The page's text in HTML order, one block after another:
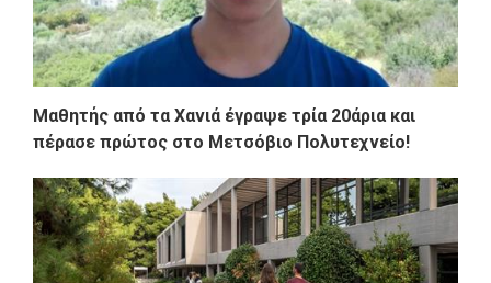
Μαθητής από τα Χανιά έγραψε τρία 20άρια και
πέρασε πρώτος στο Μετσόβιο Πολυτεχνείο!